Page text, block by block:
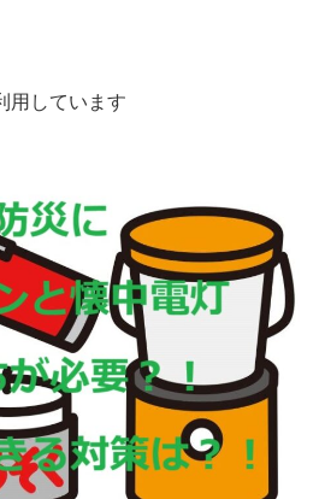
用しています